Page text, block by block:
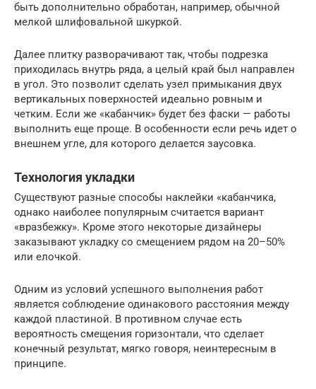
быть дополнительно обработан, например, обычной
мелкой шлифовальной шкуркой.
Далее плитку разворачивают так, чтобы подрезка
приходилась внутрь ряда, а целый край был направлен
в угол. Это позволит сделать узел примыкания двух
вертикальных поверхностей идеально ровным и
четким. Если же «кабанчик» будет без фаски — работы
выполнить еще проще. В особенности если речь идет о
внешнем угле, для которого делается заусовка.
Технология укладки
Существуют разные способы наклейки «кабанчика,
однако наиболее популярным считается вариант
«вразбежку». Кроме этого некоторые дизайнеры
заказывают укладку со смещением рядом на 20–50%
или елочкой.
Одним из условий успешного выполнения работ
является соблюдение одинакового расстояния между
каждой пластиной. В противном случае есть
вероятность смещения горизонтали, что сделает
конечный результат, мягко говоря, неинтересным в
принципе.